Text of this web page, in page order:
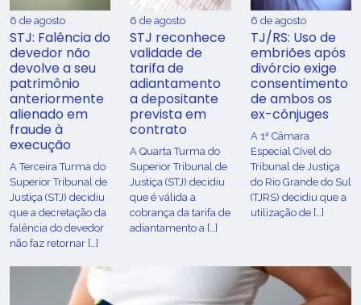
6 de agosto
STJ: Falência do
devedor não
devolve a seu
patrimônio
anteriormente
alienado em
fraude à
execução
A Terceira Turma do
Superior Tribunal de
Justiça (STJ) decidiu
que a decretação da
falência do devedor
não faz retornar […]
6 de agosto
STJ reconhece
validade de
tarifa de
adiantamento
a depositante
prevista em
contrato
A Quarta Turma do
Superior Tribunal de
Justiça (STJ) decidiu
que é válida a
cobrança da tarifa de
adiantamento a […]
6 de agosto
TJ/RS: Uso de
embriões após
divórcio exige
consentimento
de ambos os
ex-cônjuges
A 1ª Câmara
Especial Cível do
Tribunal de Justiça
do Rio Grande do Sul
(TJRS) decidiu que a
utilização de […]